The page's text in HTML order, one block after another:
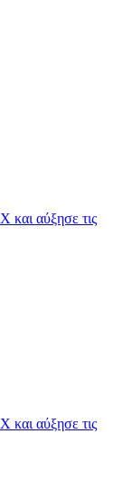
και αύξησε τις
και αύξησε τις